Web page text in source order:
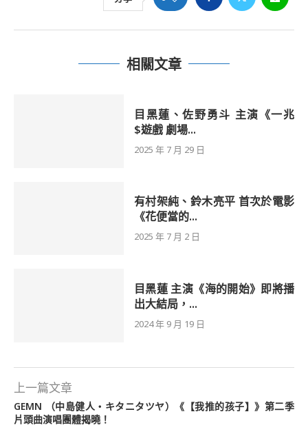
相關文章
目黑蓮、佐野勇斗 主演《一兆
$遊戲 劇場...
2025 年 7 月 29 日
有村架純、鈴木亮平 首次於電影
《花便當的...
2025 年 7 月 2 日
目黑蓮 主演《海的開始》即將播
出大結局，...
2024 年 9 月 19 日
上一篇文章
GEMN （中島健人・キタニタツヤ）《【我推的孩子】》第二季
片頭曲演唱團體揭曉！